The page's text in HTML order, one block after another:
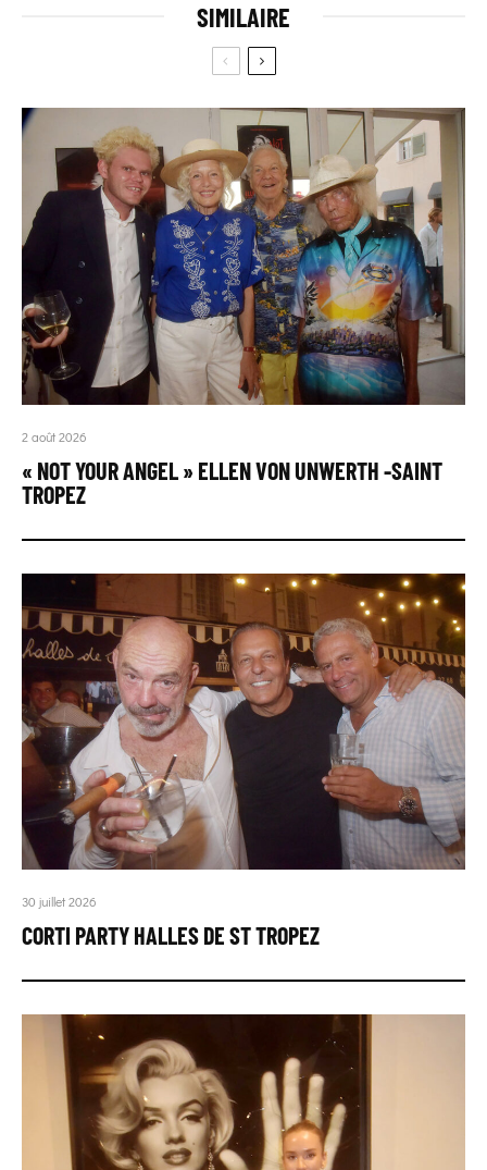
SIMILAIRE
2 août 2026
« NOT YOUR ANGEL » ELLEN VON UNWERTH -SAINT
TROPEZ
30 juillet 2026
CORTI PARTY HALLES DE ST TROPEZ